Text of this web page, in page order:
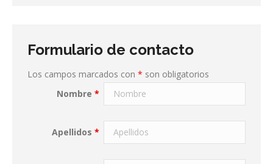
Formulario de contacto
Los campos marcados con * son obligatorios
Nombre*
Apellidos*